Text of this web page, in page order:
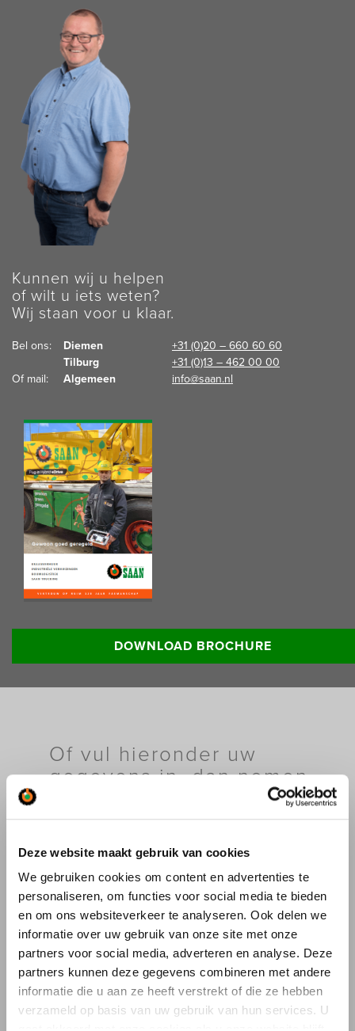
Deze website maakt gebruik van cookies
We gebruiken cookies om content en advertenties te
personaliseren, om functies voor social media te bieden
en om ons websiteverkeer te analyseren. Ook delen we
informatie over uw gebruik van onze site met onze
partners voor social media, adverteren en analyse. Deze
partners kunnen deze gegevens combineren met andere
informatie die u aan ze heeft verstrekt of die ze hebben
verzameld op basis van uw gebruik van hun services. U
Kunnen wij u helpen
of wilt u iets weten?
Wij staan voor u klaar.
Bel ons: Diemen
+31 (0)20 – 660 60 60
Tilburg
+31 (0)13 – 462 00 00
Of mail:
Algemeen info@saan.nl
Lees meer informatie:DOWNLOAD BROCHURE
Of vul hieronder uw
gegevens in, dan nemen
wij contact met u op.
Ik wil informatie over:
Kraanverhuur
Industriële verhuizingen
Specifieke Verhuizingen
Bouwlogistiek
Autolaadkranen
Drones
Saan Museum
Overig (vul hieronder in)